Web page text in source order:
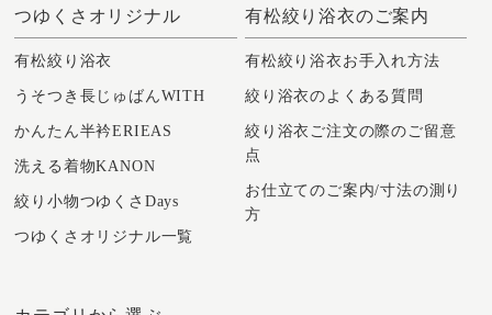
つゆくさオリジナル
有松絞り浴衣
うそつき長じゅばんWITH
かんたん半衿ERIEAS
洗える着物KANON
絞り小物つゆくさDays
つゆくさオリジナル一覧
有松絞り浴衣のご案内
有松絞り浴衣お手入れ方法
絞り浴衣のよくある質問
絞り浴衣ご注文の際のご留意
点
お仕立てのご案内/寸法の測り
方